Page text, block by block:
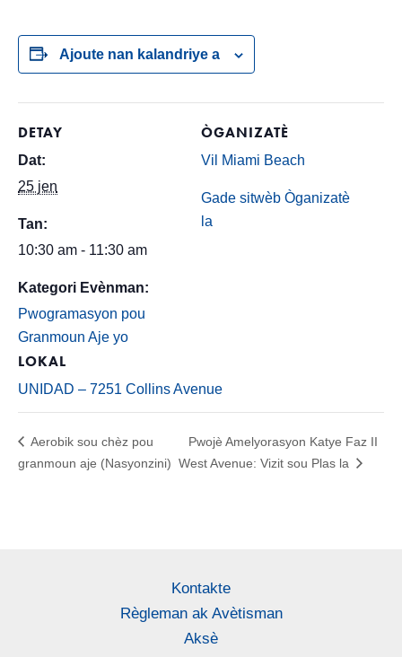
Ajoute nan kalandriye a
DETAY
Dat:
25 jen
Tan:
10:30 am - 11:30 am
Kategori Evènman:
Pwogramasyon pou
Granmoun Aje yo
LOKAL
UNIDAD – 7251 Collins Avenue
ÒGANIZATÈ
Vil Miami Beach
Gade sitwèb Òganizatè
la
Aerobik sou chèz pou
granmoun aje (Nasyonzini)
Pwojè Amelyorasyon Katye Faz II
West Avenue: Vizit sou Plas la
Kontakte
Règleman ak Avètisman
Aksè